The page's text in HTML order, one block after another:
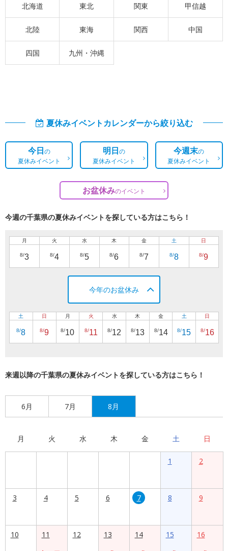
北海道 東北 関東 甲信越
北陸 東海 関西 中国
四国 九州・沖縄
夏休みイベントカレンダーから絞り込む
今日の
夏休みイベント
明日の
夏休みイベント
今週末の
夏休みイベント
お盆休みのイベント
今週の千葉県の夏休みイベントを探している方はこちら！
月
8/3
火
8/4
水
8/5
木
8/6
金
8/7
土
8/8
日
8/9
今年のお盆休み
土
8/8
日
8/9
月
8/10
火
8/11
水
8/12
木
8/13
金
8/14
土
8/15
日
8/16
来週以降の千葉県の夏休みイベントを探している方はこちら！
6月 7月 8月
月 火 水 木 金 土 日
1 2
3 4 5 6 7 8 9
10
11
12
13
14
15
16